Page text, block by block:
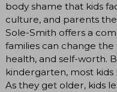
body shame that kids
culture, and parents
Sole-Smith offers a
families can change
health, and self-worth.
kindergarten, most kids
As they get older, kids